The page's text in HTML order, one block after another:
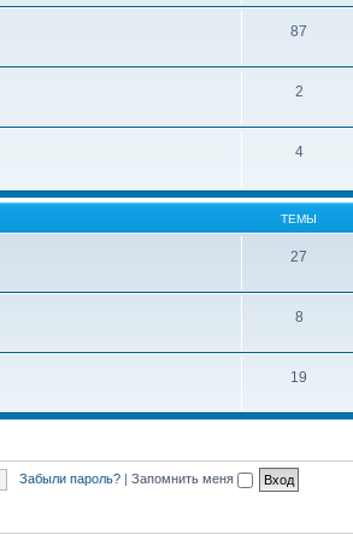
87
2
4
ТЕМЫ
27
8
19
Забыли пароль? | Запомнить меня